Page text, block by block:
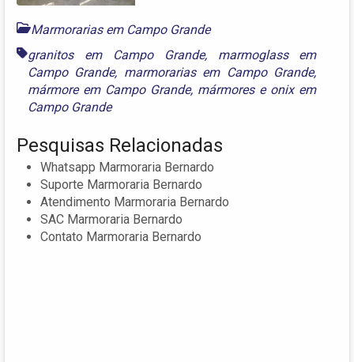
Marmorarias em Campo Grande
granitos em Campo Grande, marmoglass em
Campo Grande, marmorarias em Campo Grande,
mármore em Campo Grande, mármorese onix em
Campo Grande
Pesquisas Relacionadas
Whatsapp Marmoraria Bernardo
Suporte Marmoraria Bernardo
Atendimento Marmoraria Bernardo
SAC Marmoraria Bernardo
Contato Marmoraria Bernardo